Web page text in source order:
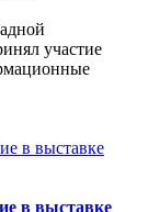
участие
в выставке